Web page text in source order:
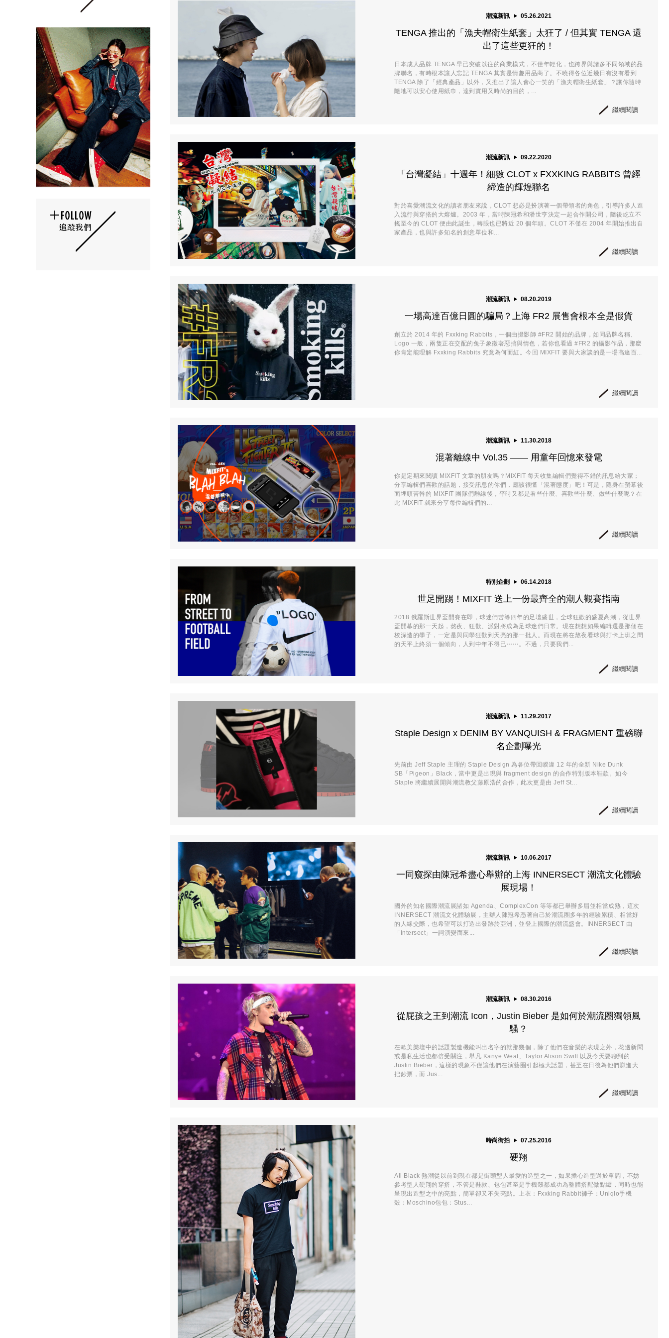
潮流新訊 05.26.2021
TENGA 推出的「漁夫帽衛生紙套」太狂了 / 但其實 TENGA 還
出了這些更狂的！
日本成人品牌 TENGA 早已突破以往的商業模式，不僅年輕化，也跨界與諸多不同領域的品
牌聯名，有時根本讓人忘記 TENGA 其實是情趣用品商了。不曉得各位近幾日有沒有看到
TENGA 除了「經典產品」以外，又推出了讓人會心一笑的「漁夫帽衛生紙套」？讓你隨時
隨地可以安心使用紙巾，達到實用又時尚的目的，...
繼續閱讀
潮流新訊 09.22.2020
「台灣凝結」十週年！細數 CLOT x FXXKING RABBITS 曾經
締造的輝煌聯名
對於喜愛潮流文化的讀者朋友來說，CLOT 想必是扮演著一個帶領者的角色，引導許多人進
入流行與穿搭的大熔爐。2003 年，當時陳冠希和潘世亨決定一起合作開公司，隨後屹立不
搖至今的 CLOT 便由此誕生，轉眼也已將近 20 個年頭。CLOT 不僅在 2004 年開始推出自
家產品，也與許多知名的創意單位和...
繼續閱讀
潮流新訊 08.20.2019
一場高達百億日圓的騙局？上海 FR2 展售會根本全是假貨
創立於 2014 年的 Fxxking Rabbits，一個由攝影師 #FR2 開始的品牌，如同品牌名稱、
Logo 一般，兩隻正在交配的兔子象徵著惡搞與情色，若你也看過 #FR2 的攝影作品，那麼
你肯定能理解 Fxxking Rabbits 究竟為何而紅。今回 MIXFIT 要與大家談的是一場高達百...
繼續閱讀
潮流新訊 11.30.2018
混著離線中 Vol.35 —— 用童年回憶來發電
你是定期來閱讀 MIXFIT 文章的朋友嗎？MIXFIT 每天收集編輯們覺得不錯的訊息給大家；
分享編輯們喜歡的話題，接受訊息的你們，應該很懂「混著態度」吧！可是，隱身在螢幕後
面埋頭苦幹的 MIXFIT 團隊們離線後，平時又都是看些什麼、喜歡些什麼、做些什麼呢？在
此 MIXFIT 就來分享每位編輯們的...
繼續閱讀
特別企劃 06.14.2018
世足開踢！MIXFIT 送上一份最齊全的潮人觀賽指南
2018 俄羅斯世界盃開賽在即，球迷們苦等四年的足壇盛世，全球狂歡的盛夏高潮，從世界
盃開幕的那一天起，熬夜、狂歡、派對將成為足球迷們日常。現在想想如果編輯還是那個在
校深造的學子，一定是與同學狂歡到天亮的那一批人。而現在將在熬夜看球與打卡上班之間
的天平上終須一個傾向，人到中年不得已⋯⋯。不過，只要我們...
繼續閱讀
潮流新訊 11.29.2017
Staple Design x DENIM BY VANQUISH & FRAGMENT 重磅聯
名企劃曝光
先前由 Jeff Staple 主理的 Staple Design 為各位帶回睽違 12 年的全新 Nike Dunk
SB「Pigeon」Black，當中更是出現與 fragment design 的合作特別版本鞋款。如今
Staple 將繼續展開與潮流教父藤原浩的合作，此次更是由 Jeff St...
繼續閱讀
潮流新訊 10.06.2017
一同窺探由陳冠希盡心舉辦的上海 INNERSECT 潮流文化體驗
展現場！
國外的知名國際潮流展諸如 Agenda、ComplexCon 等等都已舉辦多屆並相當成熟，這次
INNERSECT 潮流文化體驗展，主辦人陳冠希憑著自己於潮流圈多年的經驗累積、相當好
的人緣交際，也希望可以打造出發跡於亞洲，並登上國際的潮流盛會。INNERSECT 由
「Intersect」一詞演變而來...
繼續閱讀
潮流新訊 08.30.2016
從屁孩之王到潮流 Icon，Justin Bieber 是如何於潮流圈獨領風
騷？
在歐美樂壇中的話題製造機能叫出名字的就那幾個，除了他們在音樂的表現之外，花邊新聞
或是私生活也都倍受關注，舉凡 Kanye Weat、Taylor Alison Swift 以及今天要聊到的
Justin Bieber，這樣的現象不僅讓他們在演藝圈引起極大話題，甚至在日後為他們賺進大
把鈔票，而 Jus...
繼續閱讀
時尚街拍 07.25.2016
硬翔
All Black 熱潮從以前到現在都是街頭型人最愛的造型之一，如果擔心造型過於單調，不妨
參考型人硬翔的穿搭，不管是鞋款、包包甚至是手機殼都成功為整體搭配做點綴，同時也能
呈現出造型之中的亮點，簡單卻又不失亮點。上衣：Fxxking Rabbit褲子：Uniqlo手機
殼：Moschino包包：Stus...